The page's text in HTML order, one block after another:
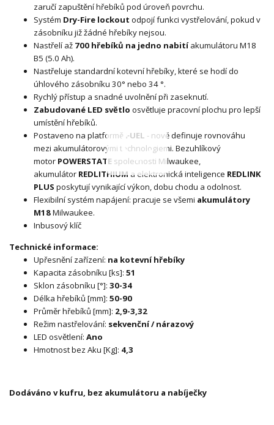
zaručí zapuštění hřebíků pod úroveň povrchu.
Systém Dry-Fire lockout odpojí funkci vystřelování, pokud v
zásobníku již žádné hřebíky nejsou.
Nastřelí až 700 hřebíků na jedno nabitíakumulátoru M18
B5 (5.0 Ah).
Nastřeluje standardní kotevní hřebíky, které se hodí do
úhlového zásobníku 30° nebo 34 °.
Rychlý přístup a snadné uvolnění při zaseknutí.
Zabudované LED světlo osvětluje pracovní plochu pro lepší
umístění hřebíků.
Postaveno na platformě FUEL - nově definuje rovnováhu
mezi akumulátorovými technologiemi. Bezuhlíkový
motor POWERSTATE společnosti Milwaukee,
akumulátor REDLITHIUM a elektronická inteligence REDLINK
PLUS poskytují vynikající výkon, dobu chodu a odolnost.
Flexibilní systém napájení: pracuje se všemi akumulátory
M18Milwaukee.
Inbusový klíč
Technické informace:
Upřesnění zařízení: na kotevní hřebíky
Kapacita zásobníku [ks]: 51
Sklon zásobníku [°]: 30-34
Délka hřebíků [mm]: 50-90
Průměr hřebíků [mm]: 2,9-3,32
Režim nastřelování: sekvenční / nárazový
LED osvětlení: Ano
Hmotnost bez Aku [Kg]: 4,3
Dodáváno v kufru, bez akumulátoru a nabíječky